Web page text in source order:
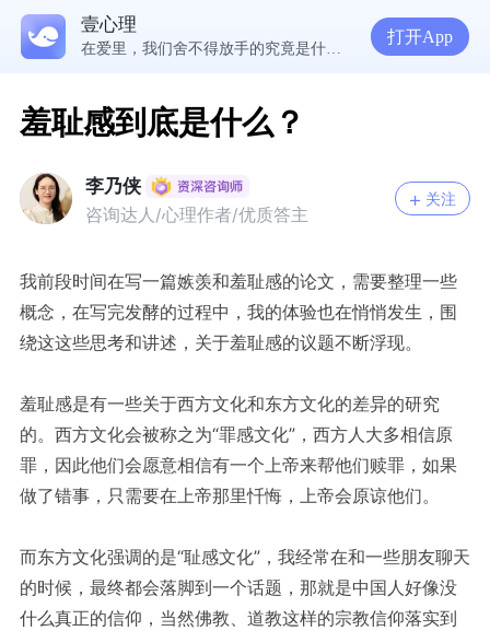
壹心理
5300万人在这里获得专业心理帮助
打开App
羞耻感到底是什么？
李乃侠
咨询达人/心理作者/优质答主
关注
我前段时间在写一篇嫉羡和羞耻感的论文，需要整理一些
概念，在写完发酵的过程中，我的体验也在悄悄发生，围
绕这这些思考和讲述，关于羞耻感的议题不断浮现。
羞耻感是有一些关于西方文化和东方文化的差异的研究
的。西方文化会被称之为“罪感文化”，西方人大多相信原
罪，因此他们会愿意相信有一个上帝来帮他们赎罪，如果
做了错事，只需要在上帝那里忏悔，上帝会原谅他们。
而东方文化强调的是“耻感文化”，我经常在和一些朋友聊天
的时候，最终都会落脚到一个话题，那就是中国人好像没
什么真正的信仰，当然佛教、道教这样的宗教信仰落实到